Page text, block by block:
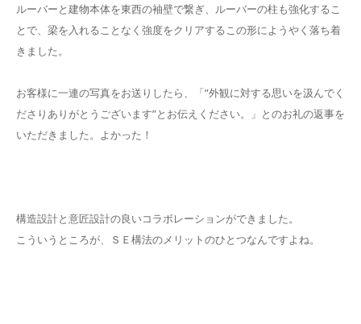
ルーバーと建物本体を東西の袖壁で繋ぎ、ルーバーの柱も強化するこ
とで、梁を入れることなく強度をクリアするこの形にようやく落ち着
きました。
お客様に一連の写真をお送りしたら、「”外観に対する思いを汲んでく
ださりありがとうございます”とお伝えください。」とのお礼の返事を
いただきました。よかった！
構造設計と意匠設計の良いコラボレーションができました。
こういうところが、ＳＥ構法のメリットのひとつなんですよね。